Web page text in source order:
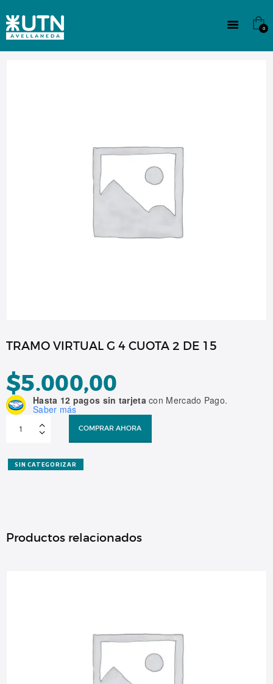
0
CULTURA
TRAMO VIRTUAL G 4 CUOTA 2 DE 15
$5.000,00
Hasta 12 pagos sin tarjetacon Mercado Pago.
Saber más
VIRTUAL
2
DE
COMPRAR AHORA
SIN CATEGORIZAR
Productos relacionados